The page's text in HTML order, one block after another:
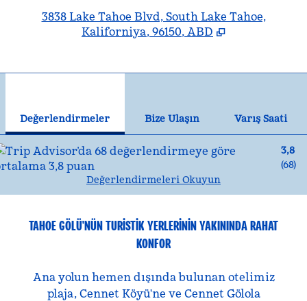
3838 Lake Tahoe Blvd, South Lake Tahoe,
Kaliforniya, 96150, ABD
Değerlendirmeler Bize Ulaşın
Varış Saati
3,8
(68)
Değerlendirmeleri Okuyun
TAHOE GÖLÜ'NÜN TURISTIK YERLERININ YAKININDA RAHAT
KONFOR
Ana yolun hemen dışında bulunan otelimiz
plaja, Cennet Köyü'ne ve Cennet Gölola